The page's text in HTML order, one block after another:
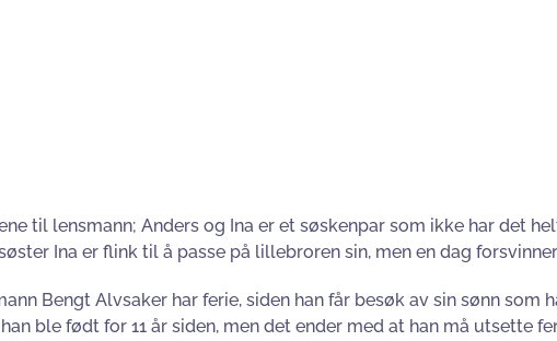
til lensmann; Anders og Ina er et søskenpar som ikke har det
Ina er flink til å passe på lillebroren sin, men en dag
Bengt Alvsaker har ferie, siden han får besøk av sin sønn som
ble født for 11 år siden, men det ender med at han må utsette